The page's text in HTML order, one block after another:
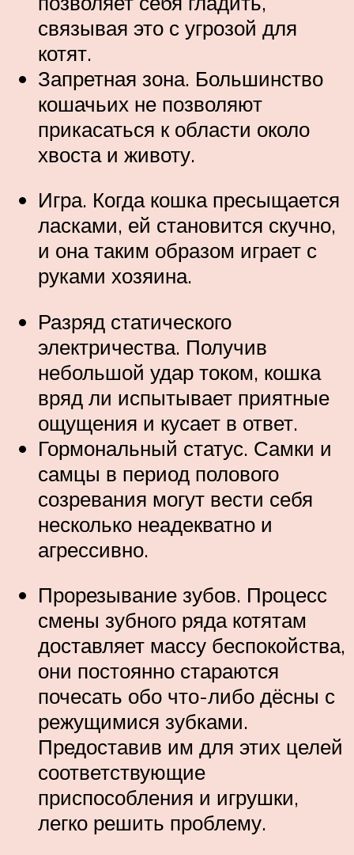
связывая это с угрозой для
котят.
Запретная зона. Большинство
кошачьих не позволяют
прикасаться к области около
хвоста и животу.
Игра. Когда кошка пресыщается
ласками, ей становится скучно,
и она таким образом играет с
руками хозяина.
Разряд статического
электричества. Получив
небольшой удар током, кошка
вряд ли испытывает приятные
ощущения и кусает в ответ.
Гормональный статус. Самки и
самцы в период полового
созревания могут вести себя
несколько неадекватно и
агрессивно.
Прорезывание зубов. Процесс
смены зубного ряда котятам
доставляет массу беспокойства,
они постоянно стараются
почесать обо что-либо дёсны с
режущимися зубками.
Предоставив им для этих целей
соответствующие
приспособления и игрушки,
легко решить проблему.